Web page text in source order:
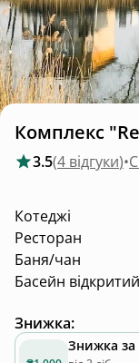
Комплекс
3.5(4 відгуки)•
Котеджі
Ресторан
Баня/чан
Басейн відкритий
Знижка:
Знижка за